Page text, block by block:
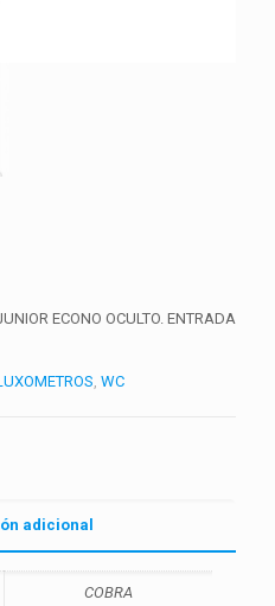
ECONO OCULTO. ENTRADA
WC
adicional
COBRA